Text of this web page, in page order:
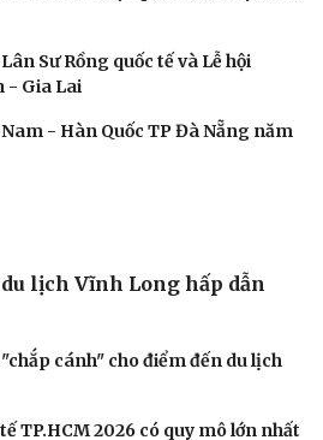
trách nhiệm để ngăn âm
Sư Rồng quốc tế và Lễ hội
- Gia Lai
- Hàn Quốc TP Đà Nẵng năm